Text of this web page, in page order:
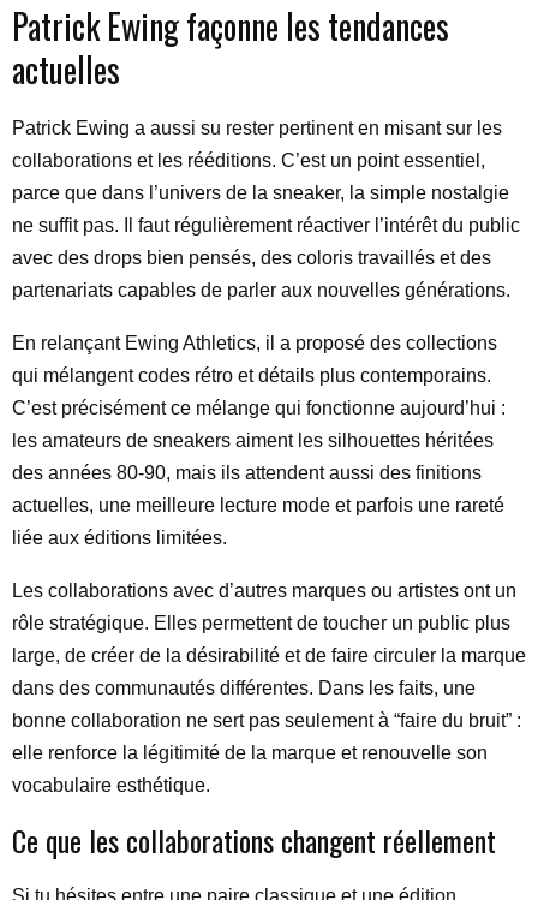
Patrick Ewing façonne les tendances
actuelles
Patrick Ewing a aussi su rester pertinent en misant sur les
collaborations et les rééditions. C’est un point essentiel,
parce que dans l’univers de la sneaker, la simple nostalgie
ne suffit pas. Il faut régulièrement réactiver l’intérêt du public
avec des drops bien pensés, des coloris travaillés et des
partenariats capables de parler aux nouvelles générations.
En relançant Ewing Athletics, il a proposé des collections
qui mélangent codes rétro et détails plus contemporains.
C’est précisément ce mélange qui fonctionne aujourd’hui :
les amateurs de sneakers aiment les silhouettes héritées
des années 80-90, mais ils attendent aussi des finitions
actuelles, une meilleure lecture mode et parfois une rareté
liée aux éditions limitées.
Les collaborations avec d’autres marques ou artistes ont un
rôle stratégique. Elles permettent de toucher un public plus
large, de créer de la désirabilité et de faire circuler la marque
dans des communautés différentes. Dans les faits, une
bonne collaboration ne sert pas seulement à “faire du bruit” :
elle renforce la légitimité de la marque et renouvelle son
vocabulaire esthétique.
Ce que les collaborations changent réellement
Si tu hésites entre une paire classique et une édition